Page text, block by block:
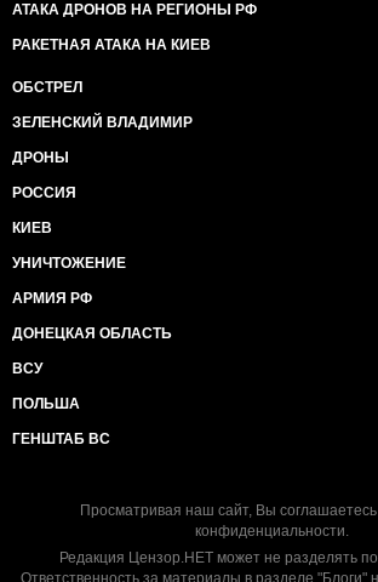
АТАКА ДРОНОВ НА РЕГИОНЫ РФ
РАКЕТНАЯ АТАКА НА КИЕВ
ОБСТРЕЛ
ЗЕЛЕНСКИЙ ВЛАДИМИР
ДРОНЫ
РОССИЯ
КИЕВ
УНИЧТОЖЕНИЕ
АРМИЯ РФ
ДОНЕЦКАЯ ОБЛАСТЬ
ВСУ
ПОЛЬША
ГЕНШТАБ ВС
Просматривая наш сайт, Вы соглашаетесь
конфиденциальности.
Редакция Цензор.НЕТ может не разделять
Ответственность за материалы в разделе "Блоги"